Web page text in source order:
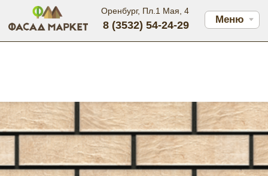
Меню
Оренбург, Пл.1 Мая, 4
8 (3532) 54-24-29